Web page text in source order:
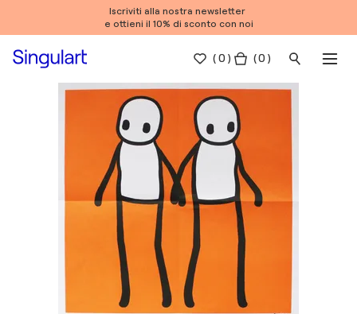
Iscriviti alla nostra newsletter
e ottieni il 10% di sconto con noi
(0 ) ( 0 )